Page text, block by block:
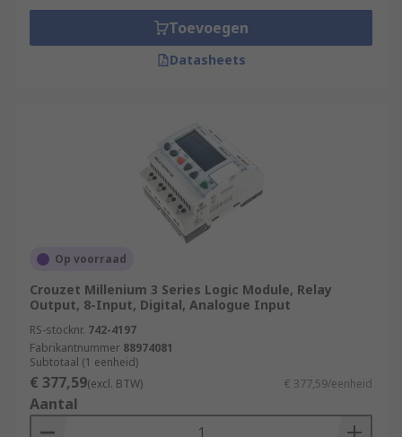
Toevoegen
Datasheets
Op voorraad
Crouzet Millenium 3 Series Logic Module, Relay
Output, 8-Input, Digital, Analogue Input
RS-stocknr. 742-4197
Fabrikantnummer 88974081
Subtotaal (1 eenheid)
€ 377,59(excl. BTW) € 377,59/eenheid
Aantal